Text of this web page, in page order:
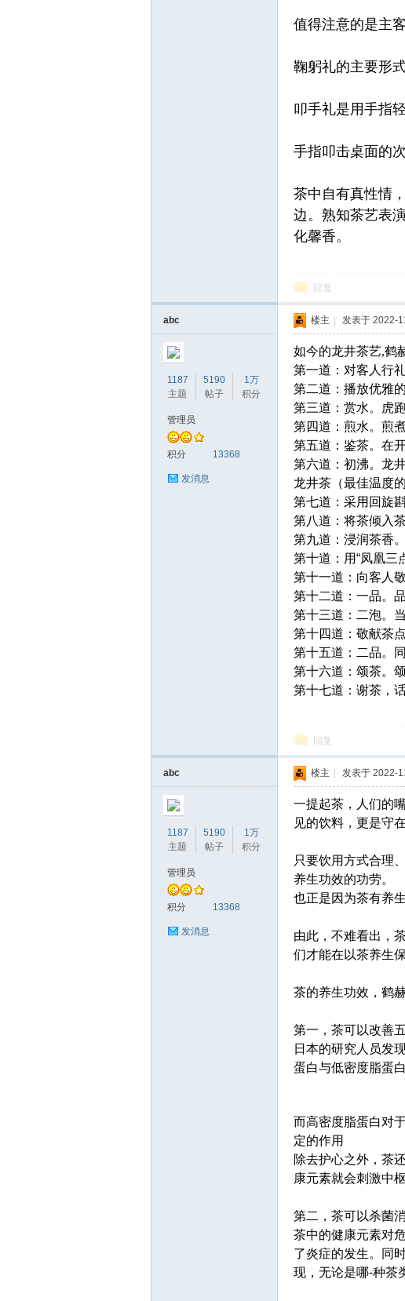
值得注意的是主
鞠躬礼的主要形
叩手礼是用手指
手指叩击桌面的
茶中自有真性情
边。 熟知茶艺表
化馨香。
回复
abc
1187
主题
5190
帖子
1万
积分
管理员
积分 13368
发消息
楼主 发表于 2022-
如今的龙井茶艺,鹤
第一道：对客人行
第二道：播放优雅
第三道：赏水。虎
第四道：煎水。煎
第五道：鉴茶。在
第六道：初沸。龙
龙井茶（最佳温度
第七道：采用回旋
第八道：将茶倾入茶
第九道：浸润茶香
第十道：用“凤凰三
第十一道：向客人
第十二道：一品。
第十三道：二泡。
第十四道：敬献茶点
第十五道：二品。
第十六道：颂茶。
第十七道：谢茶，话
回复
abc
1187
主题
5190
帖子
1万
积分
管理员
积分 13368
发消息
楼主 发表于 2022-
一提起茶，人们的
见的饮料，更是守
只要饮用方式合理
养生功效的功劳。
也正是因为茶有养
由此，不难看出，
们才能在以茶养生
茶的养生功效，鹤
第一，茶可以改善
日本的研究人员发
蛋白与低密度脂蛋
而高密度脂蛋白对
定的作用
除去护心之外，茶
康元素就会刺激中
第二，茶可以杀菌
茶中的健康元素对
了炎症的发生。同
现，无论是哪-种茶